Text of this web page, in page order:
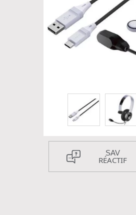
SAV
RÉACTIF